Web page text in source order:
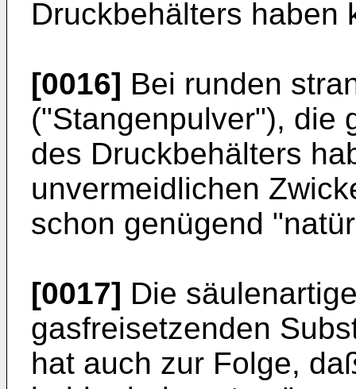
Druckbehälters haben
[0016] Bei runden
("Stangenpulver"), die
des Druckbehälters
unvermeidlichen
schon genügend
[0017] Die
gasfreisetzenden
hat auch zur Folge,